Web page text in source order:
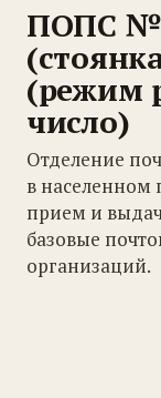
ПОПС
(режим
число)
Отделение
в населенном
прием и
базовые
организаций.